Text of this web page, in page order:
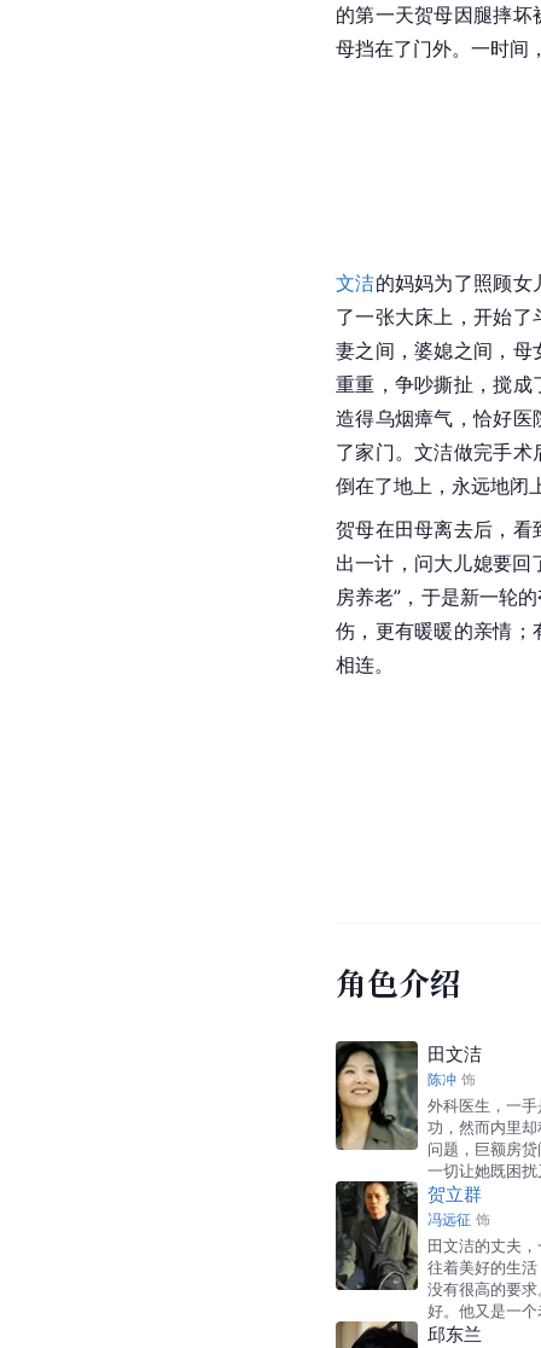
的第一天贺母因腿摔
母挡在了门外。一时间
文洁的妈妈为了照顾
了一张大床上，开始
妻之间，婆媳之间，母
重重，争吵撕扯，搅成
造得乌烟瘴气，恰好医
了家门。文洁做完手
倒在了地上，永远地闭
贺母在田母离去后，看
出一计，问大儿媳要回
房养老”，于是新一轮
伤，更有暖暖的亲情；
相连。
角色介绍
田文洁
陈冲 饰
外科医生，一
功，然而内里
问题，巨额房
一切让她既困
贺立群
冯远征 饰
田文洁的丈夫
往着美好的生
没有很高的要
好。他又是一
邱东兰